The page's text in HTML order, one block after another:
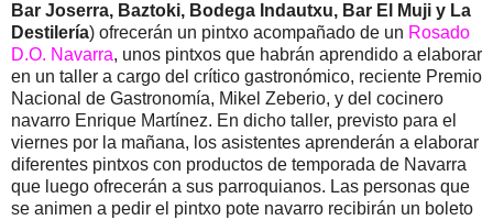
Bar Joserra, Baztoki, Bodega Indautxu, Bar El Muji y La
Destilería) ofrecerán un pintxo acompañado de un Rosado
D.O. Navarra, unos pintxos que habrán aprendido a elaborar
en un taller a cargo del crítico gastronómico, reciente Premio
Nacional de Gastronomía, Mikel Zeberio, y del cocinero
navarro Enrique Martínez. En dicho taller, previsto para el
viernes por la mañana, los asistentes aprenderán a elaborar
diferentes pintxos con productos de temporada de Navarra
que luego ofrecerán a sus parroquianos. Las personas que
se animen a pedir el pintxo pote navarro recibirán un boleto